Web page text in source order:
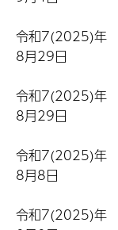
令和7(2025)年
8月29日
令和7(2025)年
8月29日
令和7(2025)年
8月8日
令和7(2025)年